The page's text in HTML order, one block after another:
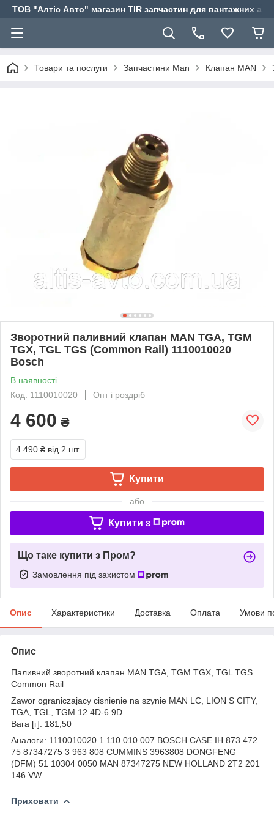
ТОВ "Алтіс Авто" магазин TIR запчастин для вантажних
Товари та послуги Запчастини Man Клапан MAN
Зворотний паливний клапан MAN TGA, TGM
TGX, TGL TGS (Common Rail) 1110010020
Bosch
В наявності
Код: 1110010020
Опт і роздріб
4 600 ₴
4 490 ₴ від 2 шт.
Купити
або
Купити з
Що таке купити з Пром?
Замовлення під захистом
Опис Характеристики Доставка Оплата Умови
Опис
Паливний зворотний клапан MAN TGA, TGM TGX, TGL TGS
Common Rail
Zawor ograniczajacy cisnienie na szynie MAN LC, LION S CITY,
TGA, TGL, TGM 12.4D-6.9D
Вага [г]: 181,50
Аналоги: 1110010020 1 110 010 007 BOSCH CASE IH 873 472
75 87347275 3 963 808 CUMMINS 3963808 DONGFENG
(DFM) 51 10304 0050 MAN 87347275 NEW HOLLAND 2T2 201
146 VW
Приховати